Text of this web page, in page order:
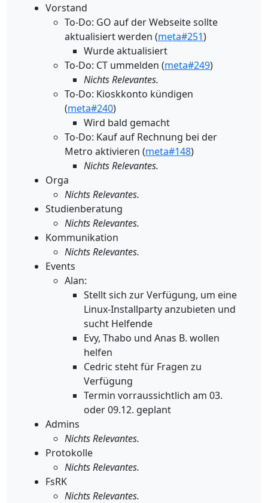
Vorstand
To-Do: GO auf der Webseite sollte
aktualisiert werden (meta#251)
Wurde aktualisiert
To-Do: CT ummelden (meta#249)
Nichts Relevantes.
To-Do: Kioskkonto kündigen
(meta#240)
Wird bald gemacht
To-Do: Kauf auf Rechnung bei der
Metro aktivieren (meta#148)
Nichts Relevantes.
Orga
Nichts Relevantes.
Studienberatung
Nichts Relevantes.
Kommunikation
Nichts Relevantes.
Events
Alan:
Stellt sich zur Verfügung, um eine
Linux-Installparty anzubieten und
sucht Helfende
Evy, Thabo und Anas B. wollen
helfen
Cedric steht für Fragen zu
Verfügung
Termin vorraussichtlich am 03.
oder 09.12. geplant
Admins
Nichts Relevantes.
Protokolle
Nichts Relevantes.
FsRK
Nichts Relevantes.